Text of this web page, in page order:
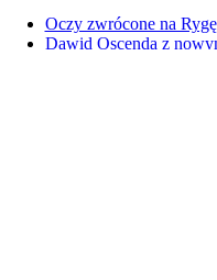
Motoryzacyjne perełki
Oczy zwrócone na Rygę
Dawid Oscenda z